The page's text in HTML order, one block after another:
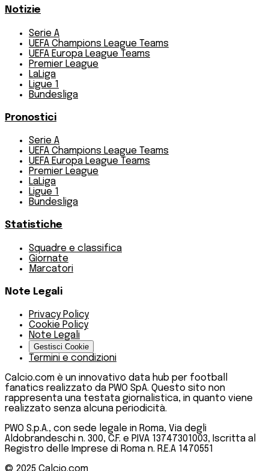
Notizie
Serie A
UEFA Champions League Teams
UEFA Europa League Teams
Premier League
LaLiga
Ligue 1
Bundesliga
Pronostici
Serie A
UEFA Champions League Teams
UEFA Europa League Teams
Premier League
LaLiga
Ligue 1
Bundesliga
Statistiche
Squadre e classifica
Giornate
Marcatori
Note Legali
Privacy Policy
Cookie Policy
Note Legali
Gestisci Cookie
Termini e condizioni
Calcio.com è un innovativo data hub per football
fanatics realizzato da PWO SpA. Questo sito non
rappresenta una testata giornalistica, in quanto viene
realizzato senza alcuna periodicità.
PWO S.p.A., con sede legale in Roma, Via degli
Aldobrandeschi n. 300, C.F. e P.IVA 13747301003, Iscritta al
Registro delle Imprese di Roma n. R.E.A 1470551